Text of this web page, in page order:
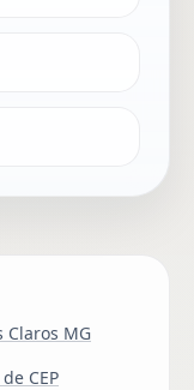
Claros MG
CEP